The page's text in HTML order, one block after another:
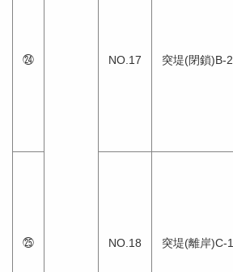
㉔ NO.17 突堤(閉鎖)B-2
㉕ NO.18 突堤(離岸)C-1